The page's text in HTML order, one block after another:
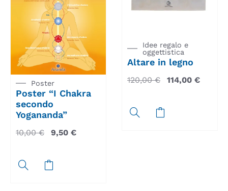
Poster
Poster “I Chakra
secondo
Yogananda”
10,00€ 9,50 €
Idee regalo e
oggettistica
Altare in legno
120,00€ 114,00 €